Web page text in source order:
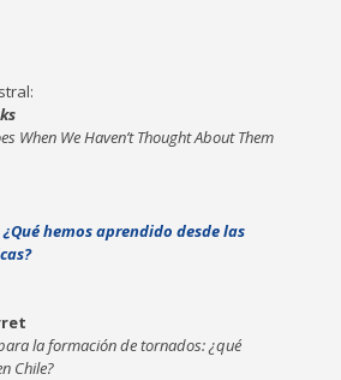
When We Haven’t Thought About Them
hemos aprendido desde las
la formación de tornados: ¿qué
Chile?